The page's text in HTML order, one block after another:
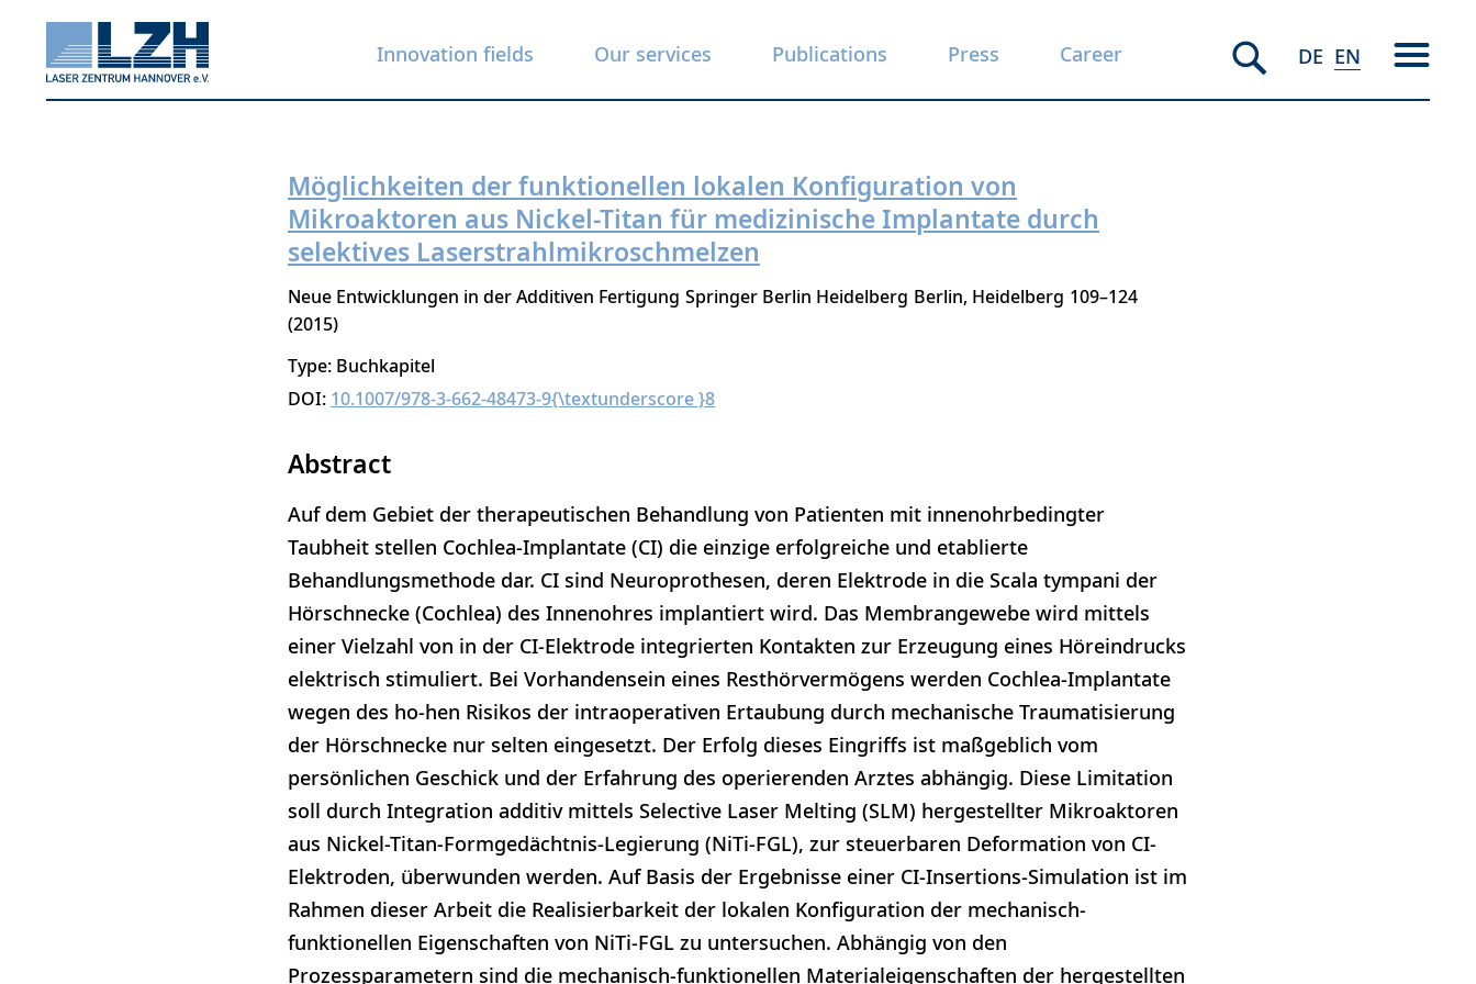
Innovation fields Our services Publications Press Career DE EN
Möglichkeiten der funktionellen lokalen Konfiguration von
Mikroaktoren aus Nickel-Titan für medizinische Implantate durch
selektives Laserstrahlmikroschmelzen
Neue Entwicklungen in der Additiven Fertigung Springer Berlin Heidelberg Berlin, Heidelberg 109–124
2015
Type: Buchkapitel
DOI: 10.1007/978-3-662-48473-9{\textunderscore }8
Abstract
Auf dem Gebiet der therapeutischen Behandlung von Patienten mit innenohrbedingter
Taubheit stellen Cochlea-Implantate (CI) die einzige erfolgreiche und etablierte
Behandlungsmethode dar. CI sind Neuroprothesen, deren Elektrode in die Scala tympani der
Hörschnecke (Cochlea) des Innenohres implantiert wird. Das Membrangewebe wird mittels
einer Vielzahl von in der CI-Elektrode integrierten Kontakten zur Erzeugung eines Höreindrucks
elektrisch stimuliert. Bei Vorhandensein eines Resthörvermögens werden Cochlea-Implantate
wegen des ho-hen Risikos der intraoperativen Ertaubung durch mechanische Traumatisierung
der Hörschnecke nur selten eingesetzt. Der Erfolg dieses Eingriffs ist maßgeblich vom
persönlichen Geschick und der Erfahrung des operierenden Arztes abhängig. Diese Limitation
soll durch Integration additiv mittels Selective Laser Melting (SLM) hergestellter Mikroaktoren
aus Nickel-Titan-Formgedächtnis-Legierung (NiTi-FGL), zur steuerbaren Deformation von CI-
Elektroden, überwunden werden. Auf Basis der Ergebnisse einer CI-Insertions-Simulation ist im
Rahmen dieser Arbeit die Realisierbarkeit der lokalen Konfiguration der mechanisch-
funktionellen Eigenschaften von NiTi-FGL zu untersuchen. Abhängig von den
Prozessparametern sind die mechanisch-funktionellen Materialeigenschaften der hergestellten